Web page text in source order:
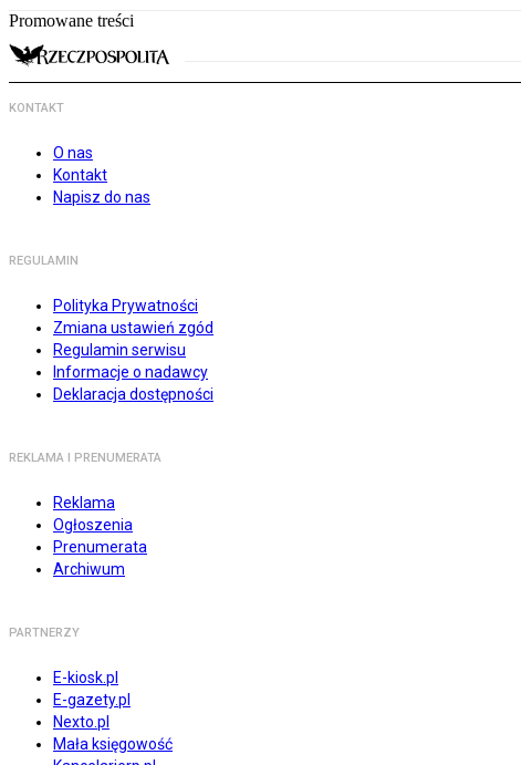
Promowane treści
KONTAKT
O nas
Kontakt
Napisz do nas
REGULAMIN
Polityka Prywatności
Zmiana ustawień zgód
Regulamin serwisu
Informacje o nadawcy
Deklaracja dostępności
REKLAMA I PRENUMERATA
Reklama
Ogłoszenia
Prenumerata
Archiwum
PARTNERZY
E-kiosk.pl
E-gazety.pl
Nexto.pl
Mała księgowość